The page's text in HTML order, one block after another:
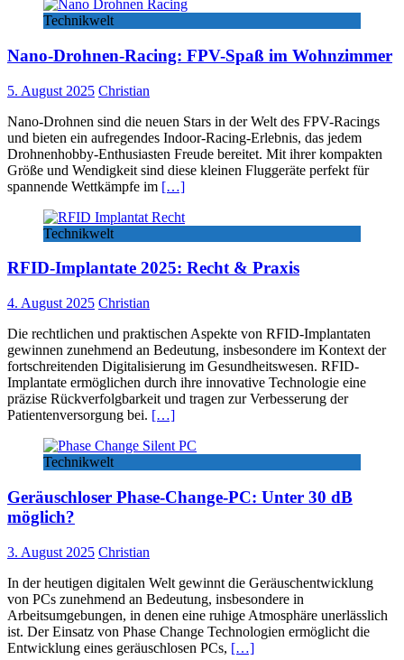
Technikwelt
Nano-Drohnen-Racing: FPV-Spaß im Wohnzimmer
5. August 2025 Christian
Nano-Drohnen sind die neuen Stars in der Welt des FPV-Racings
und bieten ein aufregendes Indoor-Racing-Erlebnis, das jedem
Drohnenhobby-Enthusiasten Freude bereitet. Mit ihrer kompakten
Größe und Wendigkeit sind diese kleinen Fluggeräte perfekt für
spannende Wettkämpfe im […]
Technikwelt
RFID-Implantate 2025: Recht & Praxis
4. August 2025 Christian
Die rechtlichen und praktischen Aspekte von RFID-Implantaten
gewinnen zunehmend an Bedeutung, insbesondere im Kontext der
fortschreitenden Digitalisierung im Gesundheitswesen. RFID-
Implantate ermöglichen durch ihre innovative Technologie eine
präzise Rückverfolgbarkeit und tragen zur Verbesserung der
Patientenversorgung bei. […]
Technikwelt
Geräuschloser Phase-Change-PC: Unter 30 dB
möglich?
3. August 2025 Christian
In der heutigen digitalen Welt gewinnt die Geräuschentwicklung
von PCs zunehmend an Bedeutung, insbesondere in
Arbeitsumgebungen, in denen eine ruhige Atmosphäre unerlässlich
ist. Der Einsatz von Phase Change Technologien ermöglicht die
Entwicklung eines geräuschlosen PCs, […]